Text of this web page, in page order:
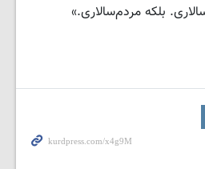
بلکه مردم‌سالاری.»